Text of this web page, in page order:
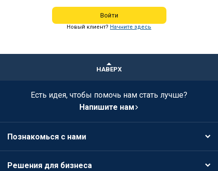
Войти
Новый клиент? Начните здесь
НАВЕРХ
Есть идея, чтобы помочь нам стать лучше?
Напишите нам
Познакомься с нами
Решения для бизнеса